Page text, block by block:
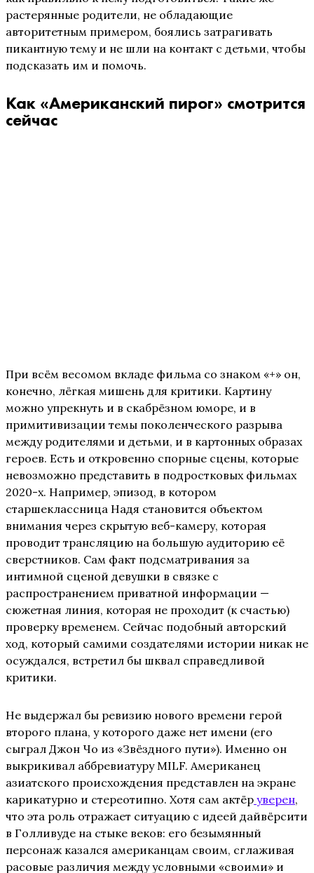
растерянные родители, не обладающие
авторитетным примером, боялись затрагивать
пикантную тему и не шли на контакт с детьми, чтобы
подсказать им и помочь.
Как «Американский пирог» смотрится
сейчас
При всём весомом вкладе фильма со знаком «+» он,
конечно, лёгкая мишень для критики. Картину
можно упрекнуть и в скабрёзном юморе, и в
примитивизации темы поколенческого разрыва
между родителями и детьми, и в картонных образах
героев. Есть и откровенно спорные сцены, которые
невозможно представить в подростковых фильмах
2020-х. Например, эпизод, в котором
старшеклассница Надя становится объектом
внимания через скрытую веб-камеру, которая
проводит трансляцию на большую аудиторию её
сверстников. Сам факт подсматривания за
интимной сценой девушки в связке с
распространением приватной информации —
сюжетная линия, которая не проходит (к счастью)
проверку временем. Сейчас подобный авторский
ход, который самими создателями истории никак не
осуждался, встретил бы шквал справедливой
критики.
Не выдержал бы ревизию нового времени герой
второго плана, у которого даже нет имени (его
сыграл Джон Чо из «Звёздного пути»). Именно он
выкрикивал аббревиатуру MILF. Американец
азиатского происхождения представлен на экране
карикатурно и стереотипно. Хотя сам актёр уверен,
что эта роль отражает ситуацию с идеей дайвёрсити
в Голливуде на стыке веков: его безымянный
персонаж казался американцам своим, сглаживая
расовые различия между условными «своими» и